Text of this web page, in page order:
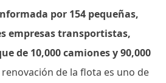
por 154 pequeñas,
empresas transportistas,
de 10,000 camiones y 90,000
de la flota es uno de